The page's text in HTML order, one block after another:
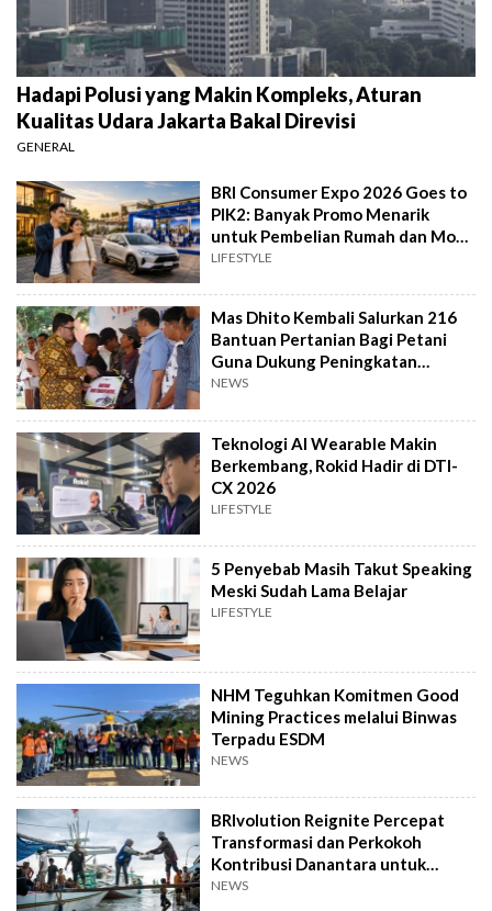
Hadapi Polusi yang Makin Kompleks, Aturan
Kualitas Udara Jakarta Bakal Direvisi
GENERAL
BRI Consumer Expo 2026 Goes to
PIK2: Banyak Promo Menarik
untuk Pembelian Rumah dan Mobil
Baru
LIFESTYLE
Mas Dhito Kembali Salurkan 216
Bantuan Pertanian Bagi Petani
Guna Dukung Peningkatan
Produksi
NEWS
Teknologi AI Wearable Makin
Berkembang, Rokid Hadir di DTI-
CX 2026
LIFESTYLE
5 Penyebab Masih Takut Speaking
Meski Sudah Lama Belajar
LIFESTYLE
NHM Teguhkan Komitmen Good
Mining Practices melalui Binwas
Terpadu ESDM
NEWS
BRIvolution Reignite Percepat
Transformasi dan Perkokoh
Kontribusi Danantara untuk
Ekonomi Nasional
NEWS